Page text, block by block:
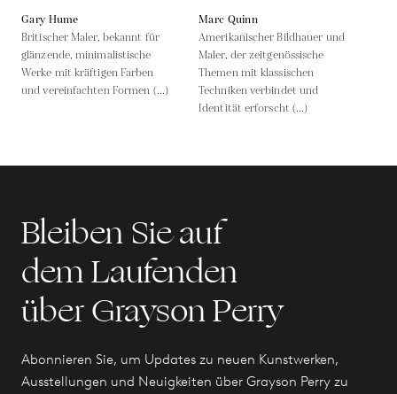
Gary Hume
Britischer Maler, bekannt für
glänzende, minimalistische
Werke mit kräftigen Farben
und vereinfachten Formen (...)
Marc Quinn
Amerikanischer Bildhauer und
Maler, der zeitgenössische
Themen mit klassischen
Techniken verbindet und
Identität erforscht (...)
Bleiben Sie auf
dem Laufenden
über Grayson Perry
Abonnieren Sie, um Updates zu neuen Kunstwerken,
Ausstellungen und Neuigkeiten über Grayson Perry zu